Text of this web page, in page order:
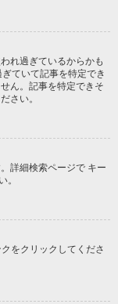
れ過ぎているからかも
ていて記事を特定でき
ん。記事を特定できそ
さい。
詳細検索ページで キー
。
をクリックしてくださ